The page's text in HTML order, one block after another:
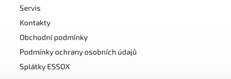
Servis
Kontakty
Obchodní podmínky
Podmínky ochrany osobních údajů
Splátky ESSOX